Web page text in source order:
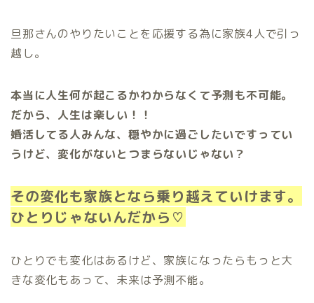
旦那さんのやりたいことを応援する為に家族4人で引っ
越し。
本当に人生何が起こるかわからなくて予測も不可能。
だから、人生は楽しい！！
婚活してる人みんな、穏やかに過ごしたいですってい
うけど、変化がないとつまらないじゃない？
その変化も家族となら乗り越えていけます。
ひとりじゃないんだから♡
ひとりでも変化はあるけど、家族になったらもっと大
きな変化もあって、未来は予測不能。